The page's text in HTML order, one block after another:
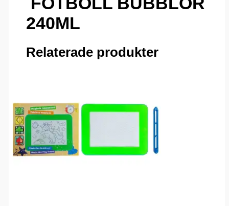
240ML
Relaterade produkter